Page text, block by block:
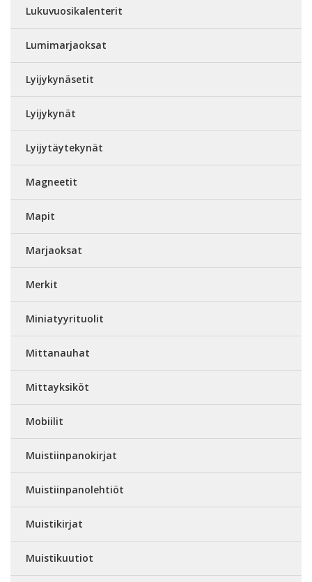
Lukuvuosikalenterit
Lumimarjaoksat
Lyijykynäsetit
Lyijykynät
Lyijytäytekynät
Magneetit
Mapit
Marjaoksat
Merkit
Miniatyyrituolit
Mittanauhat
Mittayksiköt
Mobiilit
Muistiinpanokirjat
Muistiinpanolehtiöt
Muistikirjat
Muistikuutiot